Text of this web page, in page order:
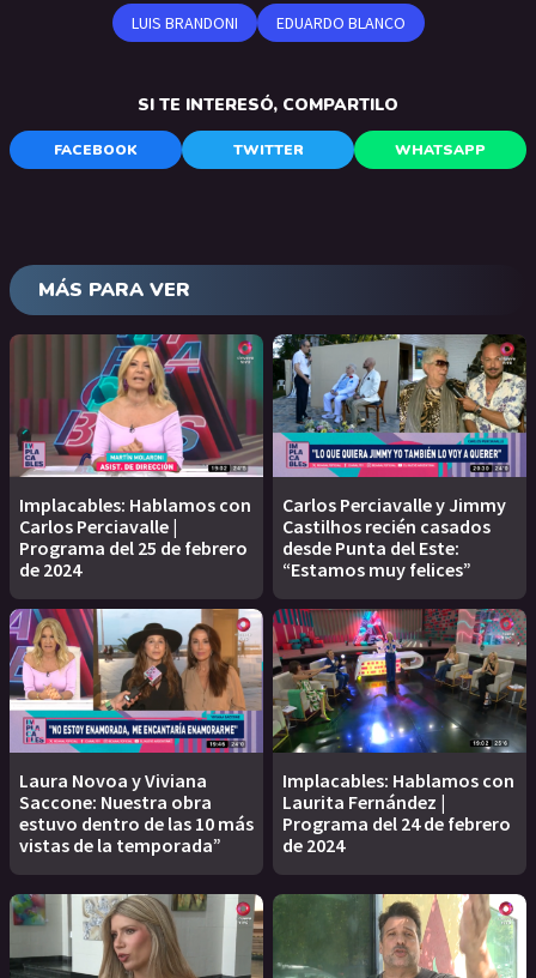
LUIS BRANDONI EDUARDO BLANCO
SI TE INTERESÓ, COMPARTILO
FACEBOOK TWITTER WHATSAPP
MÁS PARA VER
Implacables: Hablamos con
Carlos Perciavalle |
Programa del 25 de febrero
de 2024
Carlos Perciavalle y Jimmy
Castilhos recién casados
desde Punta del Este:
“Estamos muy felices”
Laura Novoa y Viviana
Saccone: Nuestra obra
estuvo dentro de las 10 más
vistas de la temporada”
Implacables: Hablamos con
Laurita Fernández |
Programa del 24 de febrero
de 2024